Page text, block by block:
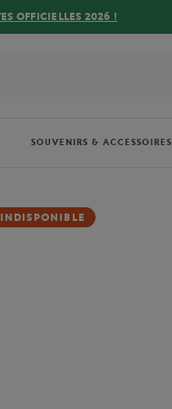
OFFICIELLES 2026 !
SOUVENIRS & ACCESSOIRES
INDISPONIBLE